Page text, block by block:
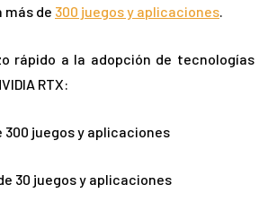
más de 300 juegos y aplicaciones.
rápido a la adopción de tecnologías
RTX:
300 juegos y aplicaciones
30 juegos y aplicaciones